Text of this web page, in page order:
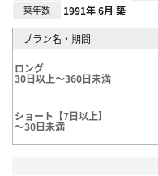
築年数 1991年 6月 築
プラン名・期間
ロング
30日以上～360日未満
ショート【7日以上】
～30日未満